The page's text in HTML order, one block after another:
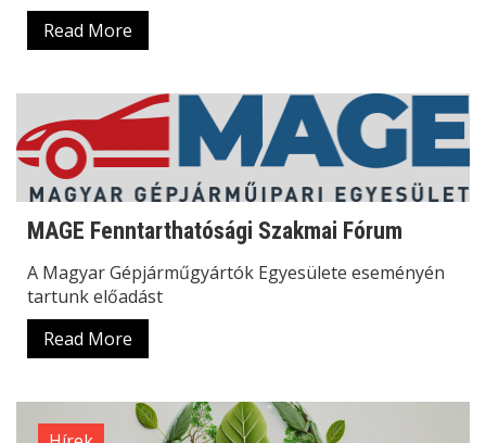
Read More
MAGE Fenntarthatósági Szakmai Fórum
A Magyar Gépjárműgyártók Egyesülete eseményén
tartunk előadást
Read More